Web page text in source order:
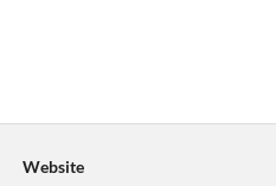
Website